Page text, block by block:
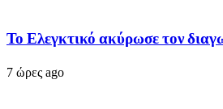
Το Ελεγκτικό ακύρωσε τον
7 ώρες ago